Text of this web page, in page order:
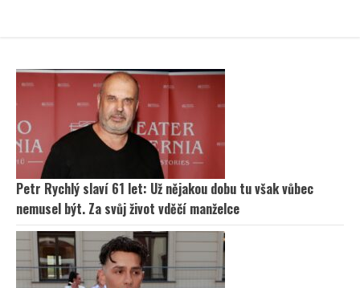
Petr Rychlý slaví 61 let: Už nějakou dobu tu však vůbec
nemusel být. Za svůj život vděčí manželce